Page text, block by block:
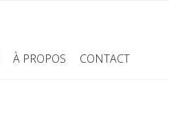
À PROPOS CONTACT